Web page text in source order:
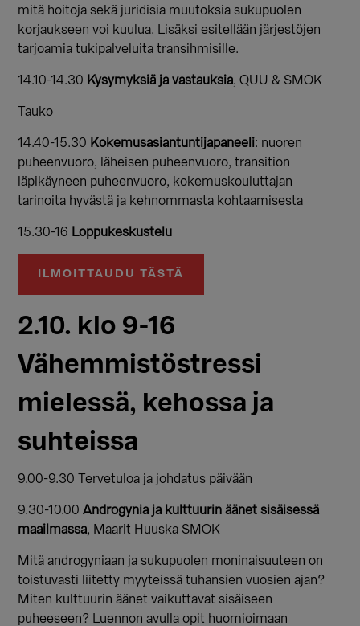
mitä hoitoja sekä juridisia muutoksia sukupuolen
korjaukseen voi kuulua. Lisäksi esitellään järjestöjen
tarjoamia tukipalveluita transihmisille.
14.10-14.30 Kysymyksiä ja vastauksia, QUU & SMOK
Tauko
14.40-15.30 Kokemusasiantuntijapaneeli: nuoren
puheenvuoro, läheisen puheenvuoro, transition
läpikäyneen puheenvuoro, kokemuskouluttajan
tarinoita hyvästä ja kehnommasta kohtaamisesta
15.30-16 Loppukeskustelu
ILMOITTAUDU TÄSTÄ
2.10. klo 9-16
Vähemmistöstressi
mielessä, kehossa ja
suhteissa
9.00-9.30 Tervetuloa ja johdatus päivään
9.30-10.00Androgynia ja kulttuurin äänet sisäisessä
maailmassa, Maarit Huuska SMOK
Mitä androgyniaan ja sukupuolen moninaisuuteen on
toistuvasti liitetty myyteissä tuhansien vuosien ajan?
Miten kulttuurin äänet vaikuttavat sisäiseen
puheeseen? Luennon avulla opit huomioimaan